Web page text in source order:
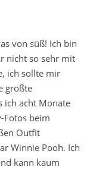
von süß! Ich bin
nicht so sehr mit
ich sollte mir
größte
ich acht Monate
Fotos beim
Outfit
Winnie Pooh. Ich
kann kaum